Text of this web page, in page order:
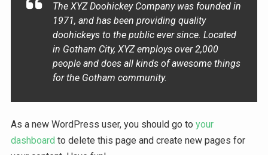
The XYZ Doohickey Company was founded in
1971, and has been providing quality
doohickeys to the public ever since. Located
in Gotham City, XYZ employs over 2,000
people and does all kinds of awesome things
for the Gotham community.
As a new WordPress user, you should go to your
dashboard to delete this page and create new pages for